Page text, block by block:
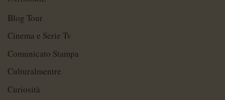
Blog Tour
Cinema e Serie Tv
Comunicato Stampa
Culturalmentre
Curiosità